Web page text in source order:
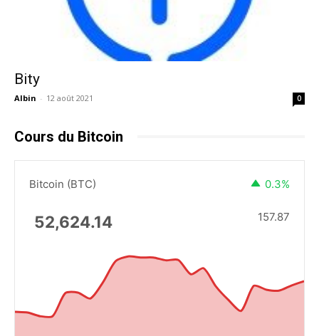
Bity
Albin - 12 août 2021 0
Cours du Bitcoin
Bitcoin (BTC) 0.3%
52,624.14 157.87